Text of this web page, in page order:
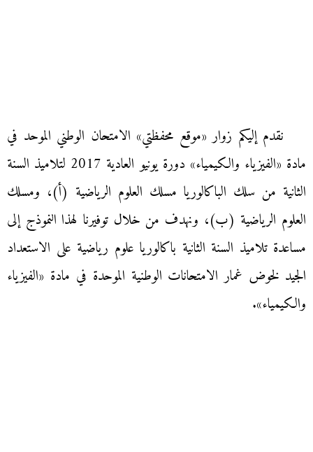
نقدم إليكم زوار «موقع محفظتي» الامتحان الوطني الموحد في
مادة «الفيزياء والكيمياء» دورة يونيو العادية 2017 لتلاميذ السنة
الثانية من سلك الباكالوريا مسلك العلوم الرياضية (أ)، ومسلك
العلوم الرياضية (ب)، ونهدف من خلال توفيرنا لهذا النموذج إلى
مساعدة تلاميذ السنة الثانية باكالوريا علوم رياضية على الاستعداد
الجيد لخوض غمار الامتحانات الوطنية الموحدة في مادة «الفيزياء
والكيمياء».